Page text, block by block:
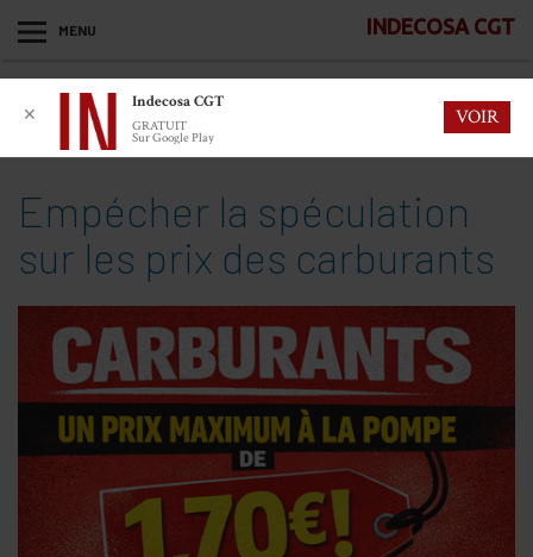
MENU INDECOSA CGT
Empécher la spéculation
sur les prix des carburants
✕
Indecosa CGT
GRATUIT
Sur Google Play
VOIR